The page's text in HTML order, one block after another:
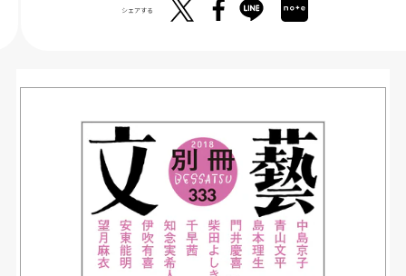
シェアする